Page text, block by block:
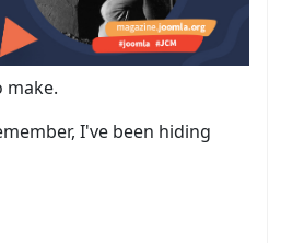
make.
I've been hiding